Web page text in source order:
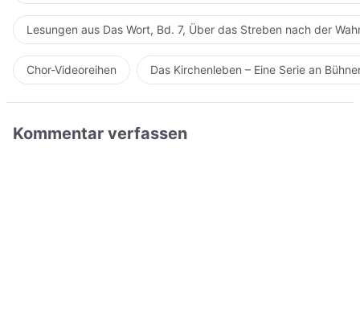
Lesungen aus Das Wort, Bd. 7, Über das Streben nach der
Chor-Videoreihen Das Kirchenleben – Eine Serie an
Kommentar verfassen